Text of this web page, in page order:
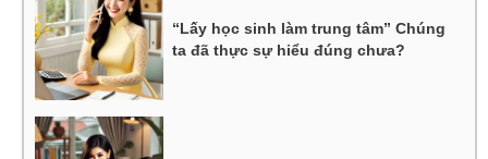
“Lấy học sinh làm trung tâm” Chúng
ta đã thực sự hiểu đúng chưa?